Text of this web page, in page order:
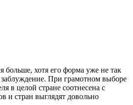
больше, хотя его форма уже не так
заблуждение. При грамотном выборе
в целой стране соотнесена с
и стран выглядят довольно